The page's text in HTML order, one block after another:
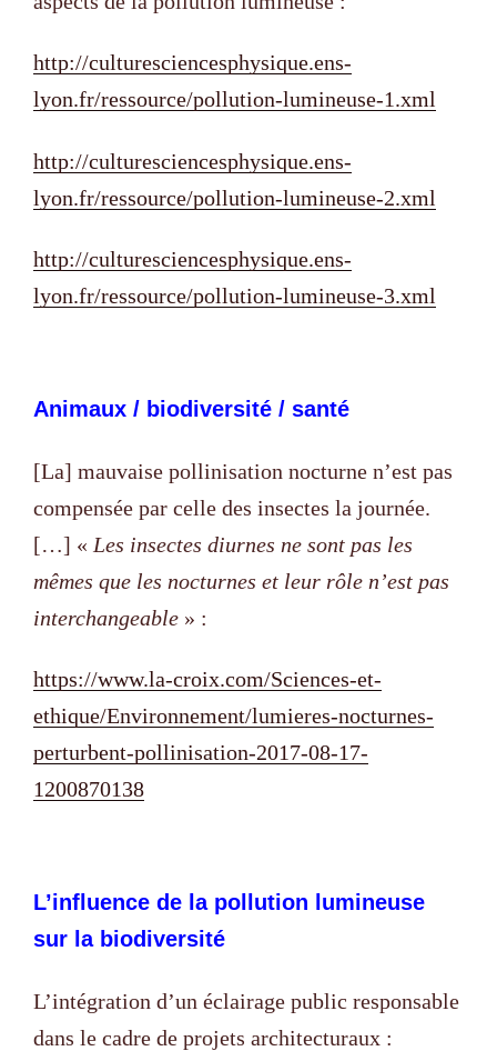
http://culturesciencesphysique.ens-
lyon.fr/ressource/pollution-lumineuse-1.xml
http://culturesciencesphysique.ens-
lyon.fr/ressource/pollution-lumineuse-2.xml
http://culturesciencesphysique.ens-
lyon.fr/ressource/pollution-lumineuse-3.xml
Animaux / biodiversité / santé
[La] mauvaise pollinisation nocturne n’est pas
compensée par celle des insectes la journée.
[…] « Les insectes diurnes ne sont pas les
mêmes que les nocturnes et leur rôle n’est pas
interchangeable » :
https://www.la-croix.com/Sciences-et-
ethique/Environnement/lumieres-nocturnes-
perturbent-pollinisation-2017-08-17-
1200870138
L’influence de la pollution lumineuse
sur la biodiversité
L’intégration d’un éclairage public responsable
dans le cadre de projets architecturaux :